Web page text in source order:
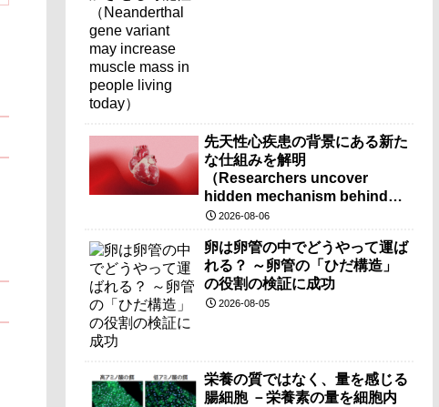
先天性心疾患の背景にある新た
な仕組みを解明
（Researchers uncover
hidden mechanism behind
congenital heart disease）
2026-08-06
卵は卵管の中でどうやって運ば
れる？ ～卵管の「ひだ構造」
の役割の検証に成功
2026-08-05
栄養の質ではなく、量を感じる
腸細胞 －栄養素の量を細胞内